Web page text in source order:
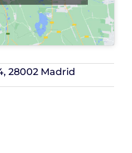
28002 Madrid